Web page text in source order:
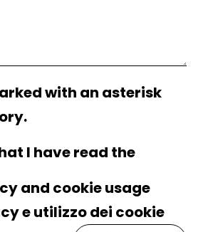
with an asterisk
I have read the
and cookie usage
e utilizzo dei cookie